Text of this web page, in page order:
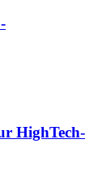
HighTech-